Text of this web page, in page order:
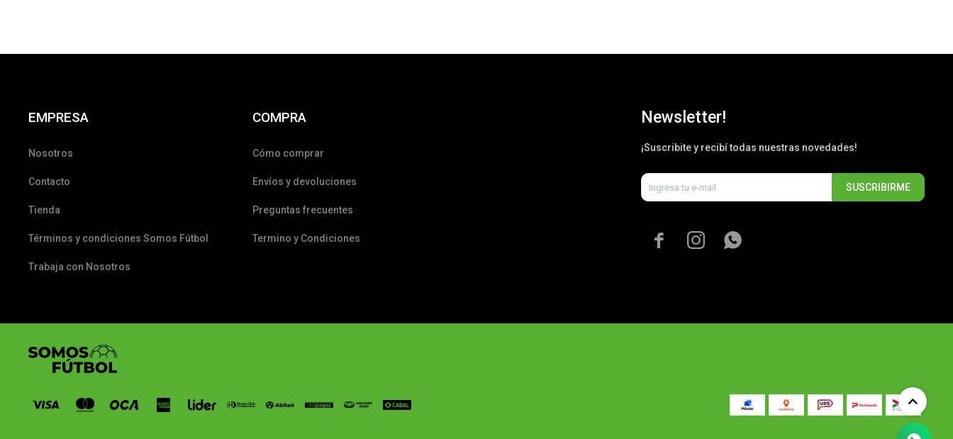
EMPRESA
Nosotros
Contacto
Tienda
Términos y condiciones Somos Fútbol
Trabaja con Nosotros
COMPRA
Cómo comprar
Envíos y devoluciones
Preguntas frecuentes
Termino y Condiciones
Newsletter!
¡Suscribite y recibí todas nuestras novedades!
SUSCRIBIRME
  